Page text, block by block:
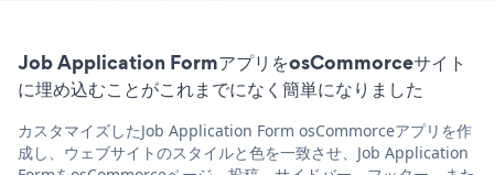
Job Application FormアプリをosCommorceサイト
に埋め込むことがこれまでになく簡単になりました
カスタマイズしたJob Application Form osCommorceアプリを作
成し、ウェブサイトのスタイルと色を一致させ、Job Application